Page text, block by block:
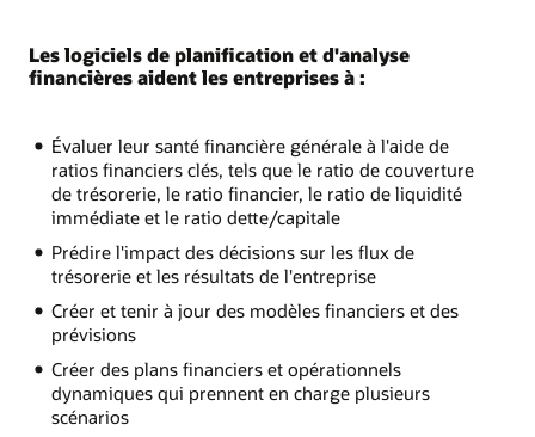
Les logiciels de planification et d'analyse
financières aident les entreprises à :
Évaluer leur santé financière générale à l'aide de
ratios financiers clés, tels que le ratio de couverture
de trésorerie, le ratio financier, le ratio de liquidité
immédiate et le ratio dette/capitale
Prédire l'impact des décisions sur les flux de
trésorerie et les résultats de l'entreprise
Créer et tenir à jour des modèles financiers et des
prévisions
Créer des plans financiers et opérationnels
dynamiques qui prennent en charge plusieurs
scénarios